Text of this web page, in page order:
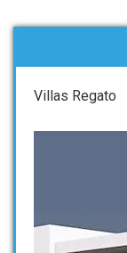
Villas Regato